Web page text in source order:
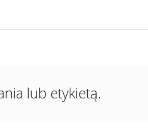
lub etykietą.